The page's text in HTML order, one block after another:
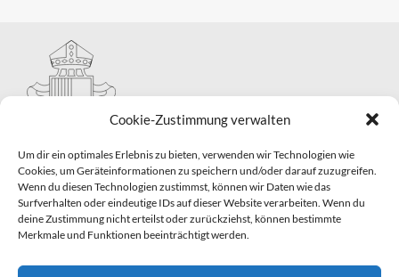
Cookie-Zustimmung verwalten
Um dir ein optimales Erlebnis zu bieten, verwenden wir Technologien wie
Cookies, um Geräteinformationen zu speichern und/oder darauf zuzugreifen.
Wenn du diesen Technologien zustimmst, können wir Daten wie das
Surfverhalten oder eindeutige IDs auf dieser Website verarbeiten. Wenn du
deine Zustimmung nicht erteilst oder zurückziehst, können bestimmte
Merkmale und Funktionen beeinträchtigt werden.
Hauptabteilung II – Seelsorge
Pastorale Grunddienste und Sakramentenpastoral
Telefon: 0821 3166-2593
gemeindepastoral@bistum-augsburg.de